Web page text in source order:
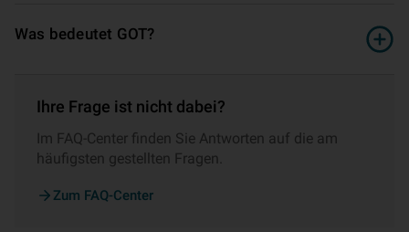
Was bedeutet GOT?
Ihre Frage ist nicht dabei?
Im FAQ-Center finden Sie Antworten auf die am
häufigsten gestellten Fragen.
Zum FAQ-Center